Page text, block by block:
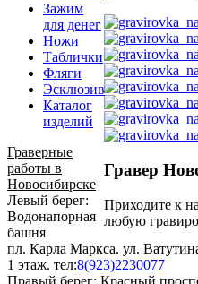
Гравер
Приходите к
любую
Зажим
для денег
Ножи
Таблички
Фляги
Эсклюзив
Каталог
изделий
Граверные
работы в
Новосибирске
Левый берег:
Водонапорная
башня
пл. Карла Маркса. ул.
1 этаж. тел:8(923)2230077
Правый берег: Красный